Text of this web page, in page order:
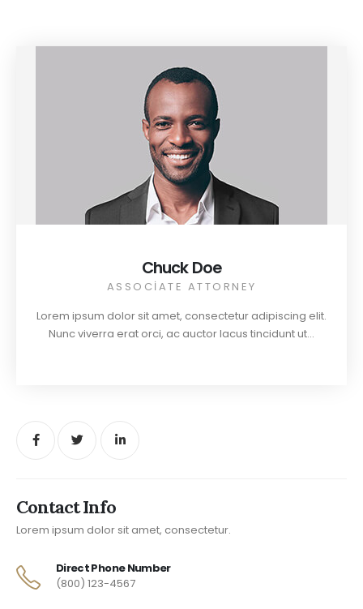
Chuck Doe
ASSOCIATE ATTORNEY
Lorem ipsum dolor sit amet, consectetur adipiscing elit.
Nunc viverra erat orci, ac auctor lacus tincidunt ut...
Contact Info
Lorem ipsum dolor sit amet, consectetur.
Direct Phone Number
(800) 123-4567